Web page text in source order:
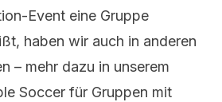
Event eine Gruppe
haben wir auch in anderen
– mehr dazu in unserem
Soccer für Gruppen mit